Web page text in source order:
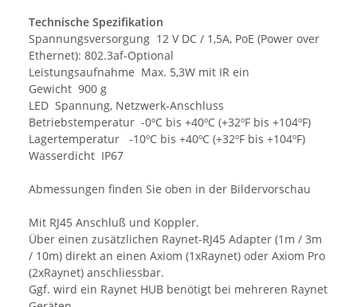
Technische Spezifikation
Spannungsversorgung 12 V DC / 1,5A, PoE (Power over
Ethernet): 802.3af-Optional
Leistungsaufnahme Max. 5,3W mit IR ein
Gewicht 900 g
LED Spannung, Netzwerk-Anschluss
Betriebstemperatur -0ºC bis +40ºC (+32ºF bis +104ºF)
Lagertemperatur -10ºC bis +40ºC (+32ºF bis +104ºF)
Wasserdicht IP67
Abmessungen finden Sie oben in der Bildervorschau
Mit RJ45 Anschluß und Koppler.
Über einen zusätzlichen Raynet-RJ45 Adapter (1m / 3m
/ 10m) direkt an einen Axiom (1xRaynet) oder Axiom Pro
(2xRaynet) anschliessbar.
Ggf. wird ein Raynet HUB benötigt bei mehreren Raynet